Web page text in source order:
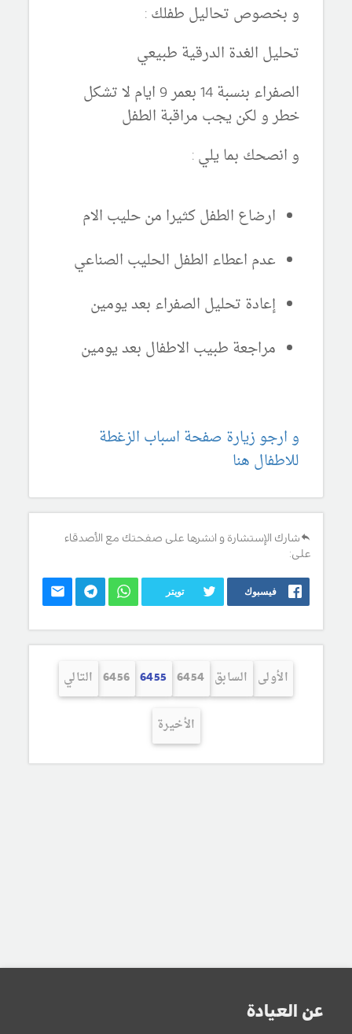
و بخصوص تحاليل طفلك :
تحليل الغدة الدرقية طبيعي
الصفراء بنسبة 14 بعمر 9 ايام لا تشكل
خطر و لكن يجب مراقبة الطفل
و انصحك بما يلي :
ارضاع الطفل كثيرا من حليب الام
عدم اعطاء الطفل الحليب الصناعي
إعادة تحليل الصفراء بعد يومين
مراجعة طبيب الاطفال بعد يومين
و ارجو زيارة صفحة اسباب الزغطة
للاطفال هنا
شارك الإستشارة و انشرها على صفحتك مع الأصدقاء
على:
فيسبوك تويتر
الأولى السابق 6454
6455
6456 التالي
الأخيرة
عن العيادة